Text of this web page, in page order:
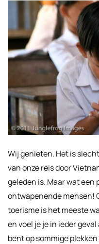
Wij genieten. Het is
van onze reis door
geleden is. Maar wat
ontwapenende mensen!
toerisme is het meeste
en voel je je in ieder
bent op sommige